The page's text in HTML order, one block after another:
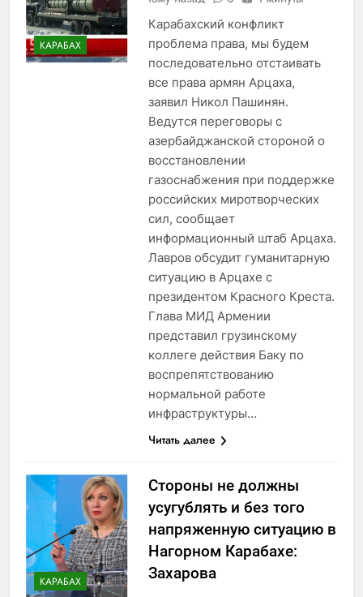
КАРАБАХ
Карабахский конфликт
проблема права, мы будем
последовательно отстаивать
все права армян Арцаха,
заявил Никол Пашинян.
Ведутся переговоры с
азербайджанской стороной о
восстановлении
газоснабжения при поддержке
российских миротворческих
сил, сообщает
информационный штаб Арцаха.
Лавров обсудит гуманитарную
ситуацию в Арцахе с
президентом Красного Креста.
Глава МИД Армении
представил грузинскому
коллеге действия Баку по
воспрепятствованию
нормальной работе
инфраструктуры…
Читать далее
КАРАБАХ
Стороны не должны
усугублять и без того
напряженную ситуацию в
Нагорном Карабахе:
Захарова